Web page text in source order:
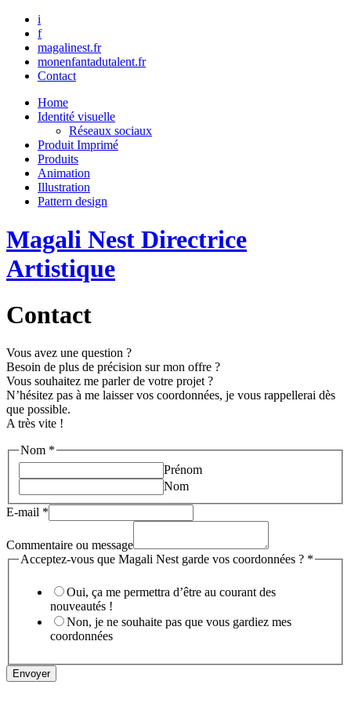
i
f
magalinest.fr
monenfantadutalent.fr
Contact
Home
Identité visuelle
Réseaux sociaux
Produit Imprimé
Produits
Animation
Illustration
Pattern design
Magali Nest Directrice
Artistique
Contact
Vous avez une question ?
Besoin de plus de précision sur mon offre ?
Vous souhaitez me parler de votre projet ?
N’hésitez pas à me laisser vos coordonnées, je vous rappellerai dès
que possible.
A très vite !
Nom *
Prénom
Nom
E-mail *
Commentaire ou message
Acceptez-vous que Magali Nest garde vos coordonnées ? *
Oui, ça me permettra d’être au courant des
nouveautés !
Non, je ne souhaite pas que vous gardiez mes
coordonnées
Envoyer